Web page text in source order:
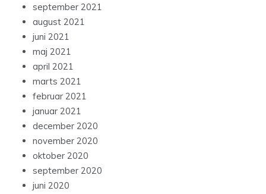
september 2021
august 2021
juni 2021
maj 2021
april 2021
marts 2021
februar 2021
januar 2021
december 2020
november 2020
oktober 2020
september 2020
juni 2020